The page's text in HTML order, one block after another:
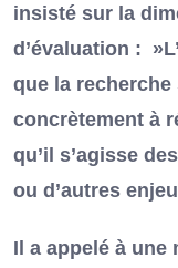
insisté sur la
d’évaluation :
que la
concrètement à
qu’il s’agisse
ou d’autres
Il a appelé à